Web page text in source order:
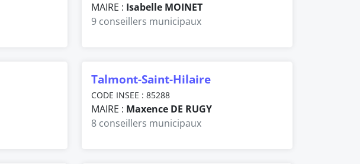
MAIRE : Isabelle MOINET
9 conseillers municipaux
Talmont-Saint-Hilaire
CODE INSEE : 85288
MAIRE : Maxence DE RUGY
8 conseillers municipaux